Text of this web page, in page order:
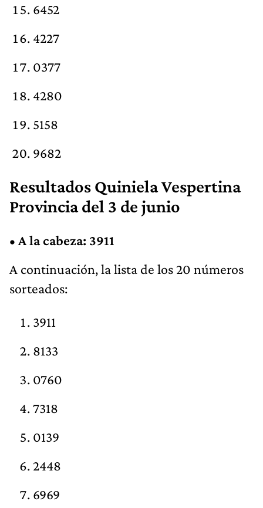
6452
4227
0377
4280
5158
9682
Resultados Quiniela Vespertina
Provincia del 3 de junio
• A la cabeza: 3911
A continuación, la lista de los 20 números
sorteados:
3911
8133
0760
7318
0139
2448
6969